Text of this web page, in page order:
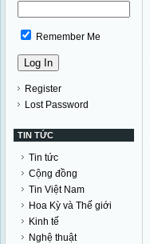
Remember Me
Register
Lost Password
TIN TỨC
Tin tức
Cộng đồng
Tin Việt Nam
Hoa Kỳ và Thế giới
Kinh tế
Nghệ thuật